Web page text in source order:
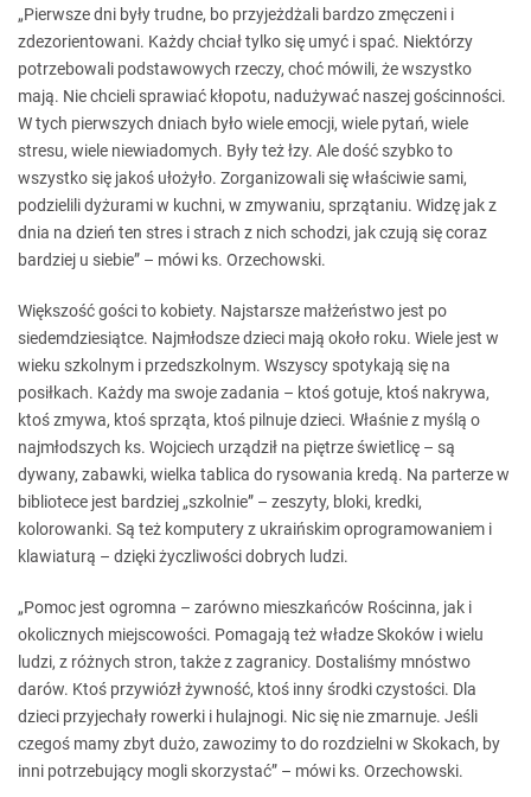
„Pierwsze dni były trudne, bo przyjeżdżali bardzo zmęczeni i
zdezorientowani. Każdy chciał tylko się umyć i spać. Niektórzy
potrzebowali podstawowych rzeczy, choć mówili, że wszystko
mają. Nie chcieli sprawiać kłopotu, nadużywać naszej gościnności.
W tych pierwszych dniach było wiele emocji, wiele pytań, wiele
stresu, wiele niewiadomych. Były też łzy. Ale dość szybko to
wszystko się jakoś ułożyło. Zorganizowali się właściwie sami,
podzielili dyżurami w kuchni, w zmywaniu, sprzątaniu. Widzę jak z
dnia na dzień ten stres i strach z nich schodzi, jak czują się coraz
bardziej u siebie” – mówi ks. Orzechowski.
Większość gości to kobiety. Najstarsze małżeństwo jest po
siedemdziesiątce. Najmłodsze dzieci mają około roku. Wiele jest w
wieku szkolnym i przedszkolnym. Wszyscy spotykają się na
posiłkach. Każdy ma swoje zadania – ktoś gotuje, ktoś nakrywa,
ktoś zmywa, ktoś sprząta, ktoś pilnuje dzieci. Właśnie z myślą o
najmłodszych ks. Wojciech urządził na piętrze świetlicę – są
dywany, zabawki, wielka tablica do rysowania kredą. Na parterze w
bibliotece jest bardziej „szkolnie” – zeszyty, bloki, kredki,
kolorowanki. Są też komputery z ukraińskim oprogramowaniem i
klawiaturą – dzięki życzliwości dobrych ludzi.
„Pomoc jest ogromna – zarówno mieszkańców Rościnna, jak i
okolicznych miejscowości. Pomagają też władze Skoków i wielu
ludzi, z różnych stron, także z zagranicy. Dostaliśmy mnóstwo
darów. Ktoś przywiózł żywność, ktoś inny środki czystości. Dla
dzieci przyjechały rowerki i hulajnogi. Nic się nie zmarnuje. Jeśli
czegoś mamy zbyt dużo, zawozimy to do rozdzielni w Skokach, by
inni potrzebujący mogli skorzystać” – mówi ks. Orzechowski.